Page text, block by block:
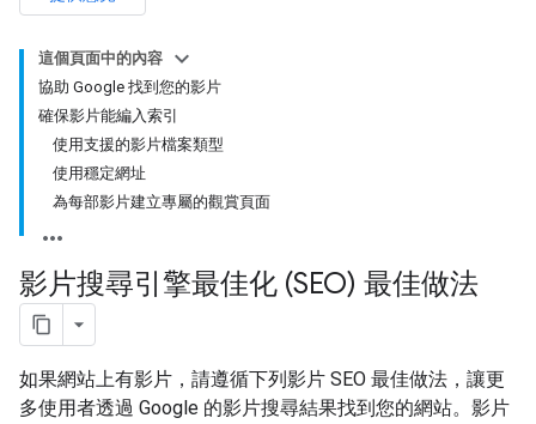
這個頁面中的內容
協助 Google 找到您的影片
確保影片能編入索引
使用支援的影片檔案類型
使用穩定網址
為每部影片建立專屬的觀賞頁面
影片搜尋引擎最佳化 (SEO) 最佳做法
如果網站上有影片，請遵循下列影片 SEO 最佳做法，讓更
多使用者透過 Google 的影片搜尋結果找到您的網站。影片